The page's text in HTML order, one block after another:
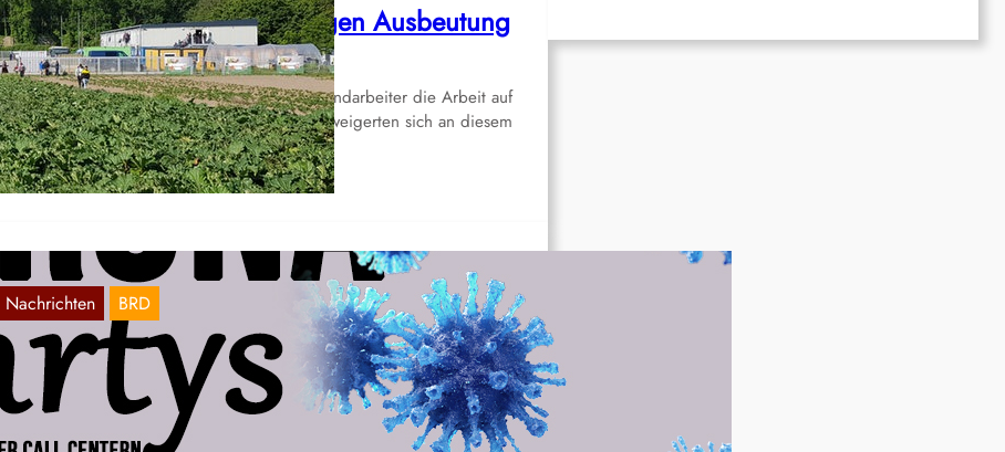
rebellieren gegen Ausbeutung
Mai 20, 2020
15.05. haben überwiegend rumänische Landarbeiter die Arbeit auf
Betrieb in Bornheim niedergelegt. Sie weigerten sich an diesem
Nachrichten BRD
Partys in Duisburg
Apr. 21, 2020
Wir spiegeln hier einen Artikel von http://www.avrupahaber6.org.